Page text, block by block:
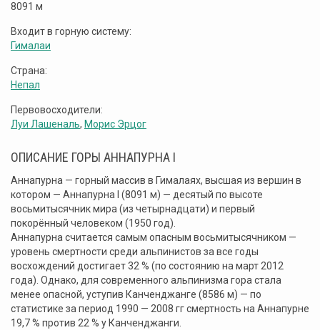
8091 м
Входит в горную систему:
Гималаи
Страна:
Непал
Первовосходители:
Луи Лашеналь, Морис Эрцог
ОПИСАНИЕ ГОРЫ АННАПУРНА I
Аннапурна — горный массив в Гималаях, высшая из вершин в
котором — Аннапурна I (8091 м) — десятый по высоте
восьмитысячник мира (из четырнадцати) и первый
покорённый человеком (1950 год).
Аннапурна считается самым опасным восьмитысячником —
уровень смертности среди альпинистов за все годы
восхождений достигает 32 % (по состоянию на март 2012
года). Однако, для современного альпинизма гора стала
менее опасной, уступив Канченджанге (8586 м) — по
статистике за период 1990 — 2008 гг смертность на Аннапурне
19,7 % против 22 % у Канченджанги.